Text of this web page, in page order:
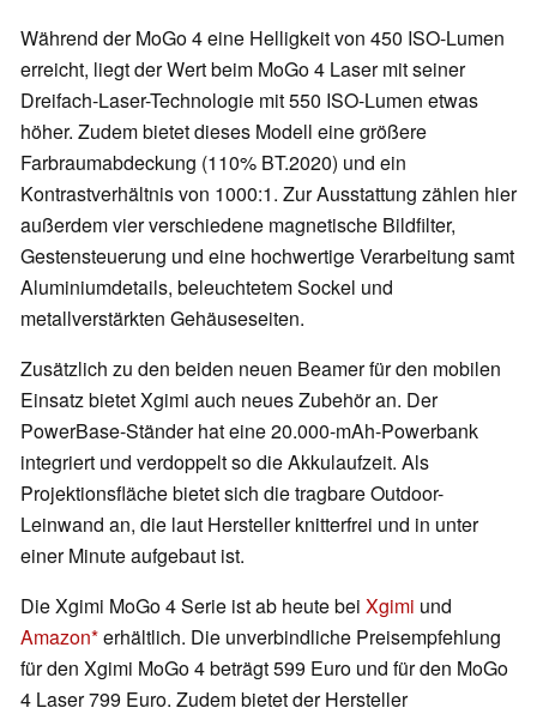
Während der MoGo 4 eine Helligkeit von 450 ISO-Lumen
erreicht, liegt der Wert beim MoGo 4 Laser mit seiner
Dreifach-Laser-Technologie mit 550 ISO-Lumen etwas
höher. Zudem bietet dieses Modell eine größere
Farbraumabdeckung (110% BT.2020) und ein
Kontrastverhältnis von 1000:1. Zur Ausstattung zählen hier
außerdem vier verschiedene magnetische Bildfilter,
Gestensteuerung und eine hochwertige Verarbeitung samt
Aluminiumdetails, beleuchtetem Sockel und
metallverstärkten Gehäuseseiten.
Zusätzlich zu den beiden neuen Beamer für den mobilen
Einsatz bietet Xgimi auch neues Zubehör an. Der
PowerBase-Ständer hat eine 20.000-mAh-Powerbank
integriert und verdoppelt so die Akkulaufzeit. Als
Projektionsfläche bietet sich die tragbare Outdoor-
Leinwand an, die laut Hersteller knitterfrei und in unter
einer Minute aufgebaut ist.
Die Xgimi MoGo 4 Serie ist ab heute bei Xgimi und
Amazon erhältlich. Die unverbindliche Preisempfehlung
für den Xgimi MoGo 4 beträgt 599 Euro und für den MoGo
4 Laser 799 Euro. Zudem bietet der Hersteller